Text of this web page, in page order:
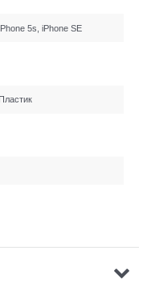
5s, iPhone SE